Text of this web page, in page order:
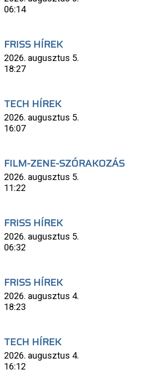
06:14
FRISS HÍREK
2026. augusztus 5.
18:27
TECH HÍREK
2026. augusztus 5.
16:07
FILM-ZENE-SZÓRAKOZÁS
2026. augusztus 5.
11:22
FRISS HÍREK
2026. augusztus 5.
06:32
FRISS HÍREK
2026. augusztus 4.
18:23
TECH HÍREK
2026. augusztus 4.
16:12